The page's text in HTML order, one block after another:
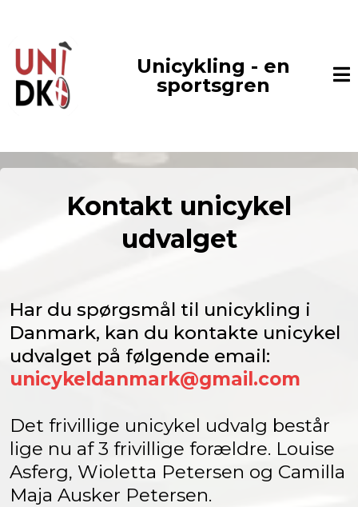
Unicykling - en
sportsgren
Kontakt unicykel
udvalget
Har du spørgsmål til unicykling i
Danmark, kan du kontakte unicykel
udvalget på følgende email:
unicykeldanmark@gmail.com
Det frivillige unicykel udvalg består
lige nu af 3 frivillige forældre. Louise
Asferg, Wioletta Petersen og Camilla
Maja Ausker Petersen.